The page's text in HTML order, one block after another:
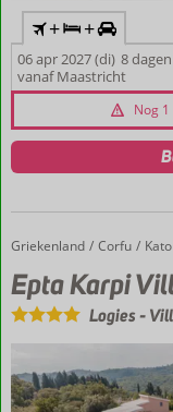
+ +
06 apr 2027 (di) 8
vanaf Maastricht
Nog
Home
Griekenland Corfu
Epta Karpi Villas
Epta Karpi
Logies-